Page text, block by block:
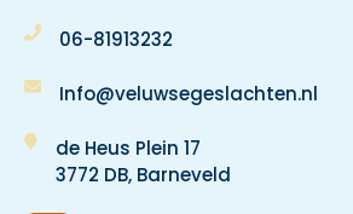
06-81913232
Info@veluwsegeslachten.nl
de Heus Plein 17
3772 DB, Barneveld